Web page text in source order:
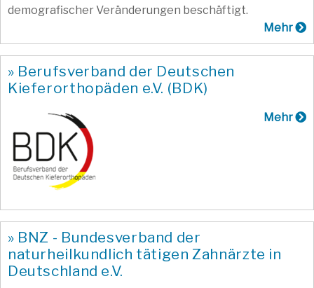
demografischer Veränderungen beschäftigt.
Mehr
» Berufsverband der Deutschen
Kieferorthopäden e.V. (BDK)
Mehr
» BNZ - Bundesverband der
naturheilkundlich tätigen Zahnärzte in
Deutschland e.V.